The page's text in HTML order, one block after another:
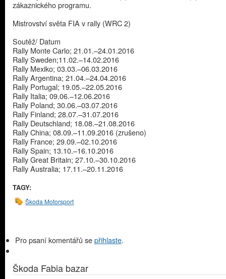
zákaznického programu.
Mistrovství světa FIA v rally (WRC 2)
Soutěž/ Datum
Rally Monte Carlo; 21.01.–24.01.2016
Rally Sweden;11.02.–14.02.2016
Rally Mexiko; 03.03.–06.03.2016
Rally Argentina; 21.04.–24.04.2016
Rally Portugal; 19.05.–22.05.2016
Rally Italia; 09.06.–12.06.2016
Rally Poland; 30.06.–03.07.2016
Rally Finland; 28.07.–31.07.2016
Rally Deutschland; 18.08.–21.08.2016
Rally China; 08.09.–11.09.2016 (zrušeno)
Rally France; 29.09.–02.10.2016
Rally Spain; 13.10.–16.10.2016
Rally Great Britain; 27.10.–30.10.2016
Rally Australia; 17.11.–20.11.2016
TAGY:
Škoda Motorsport
Pro psaní komentářů sepřihlaste.
Škoda Fabia bazar